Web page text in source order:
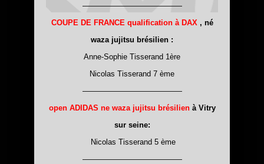
—————————————
COUPE DE FRANCE qualification à DAX , né
waza jujitsu brésilien :
Anne-Sophie Tisserand 1ère
Nicolas Tisserand 7 ème
—————————————
open ADIDAS ne waza jujitsu brésilienà Vitry
sur seine:
Nicolas Tisserand 5 ème
—————————————